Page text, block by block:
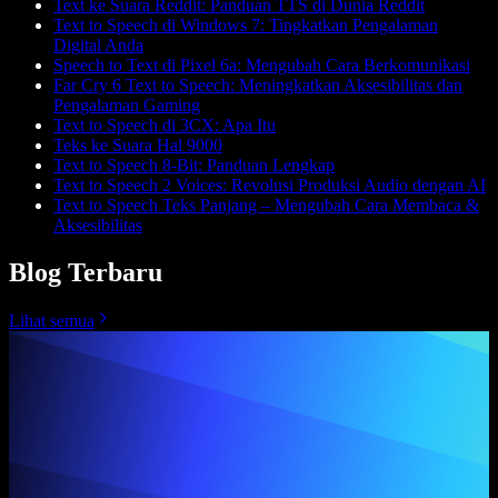
Text ke Suara Reddit: Panduan TTS di Dunia Reddit
Text to Speech di Windows 7: Tingkatkan Pengalaman
Digital Anda
Speech to Text di Pixel 6a: Mengubah Cara Berkomunikasi
Far Cry 6 Text to Speech: Meningkatkan Aksesibilitas dan
Pengalaman Gaming
Text to Speech di 3CX: Apa Itu
Teks ke Suara Hal 9000
Text to Speech 8-Bit: Panduan Lengkap
Text to Speech 2 Voices: Revolusi Produksi Audio dengan AI
Text to Speech Teks Panjang – Mengubah Cara Membaca &
Aksesibilitas
Blog Terbaru
Lihat semua